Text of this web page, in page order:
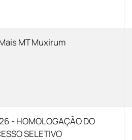
MT Muxirum
- HOMOLOGAÇÃO DO
SELETIVO